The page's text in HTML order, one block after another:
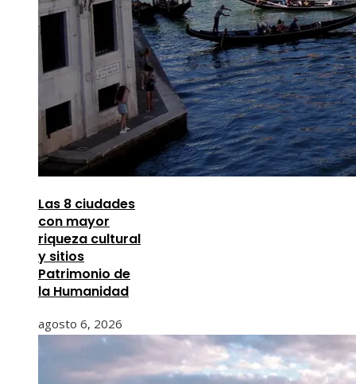
Las 8 ciudades
con mayor
riqueza cultural
y sitios
Patrimonio de
la Humanidad
agosto 6, 2026